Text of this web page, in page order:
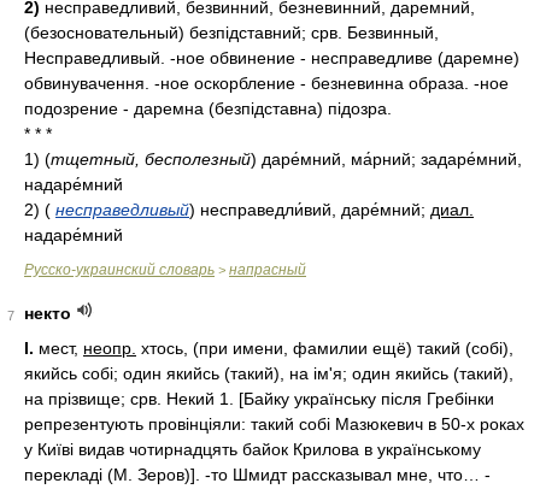
2) несправедливий, безвинний, безневинний, даремний,
(безосновательный) безпідставний; срв. Безвинный,
Несправедливый. -ное обвинение - несправедливе (даремне)
обвинувачення. -ное оскорбление - безневинна образа. -ное
подозрение - даремна (безпідставна) підозра.
* * *
1) (тщетный, бесполезный) даре́мний, ма́рний; задаре́мний,
надаре́мний
2) ( несправедливый) несправедли́вий, даре́мний; диал.
надаре́мний
Русско-украинский словарь > напрасный
7
некто
I. мест, неопр. хтось, (при имени, фамилии ещё) такий (собі),
якийсь собі; один якийсь (такий), на ім'я; один якийсь (такий),
на прізвище; срв. Некий 1. [Байку українську після Гребінки
репрезентують провінціяли: такий собі Мазюкевич в 50-х роках
у Київі видав чотирнадцять байок Крилова в українському
перекладі (М. Зеров)]. -то Шмидт рассказывал мне, что… -